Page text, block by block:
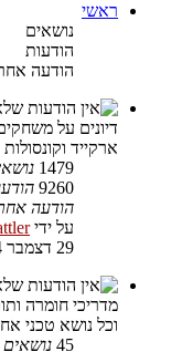
ראשי
נושאים
הודעות
הודעה
דיונים על
ארקייד וקונסולות
1479
9260
הודעה
על ידי
29 דצמבר 2024, 10:30
מדריכי חומרה
וכל נושא טכני
45 נושאים